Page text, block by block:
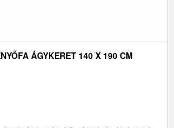
ÁGYKERET 140 X 190 CM